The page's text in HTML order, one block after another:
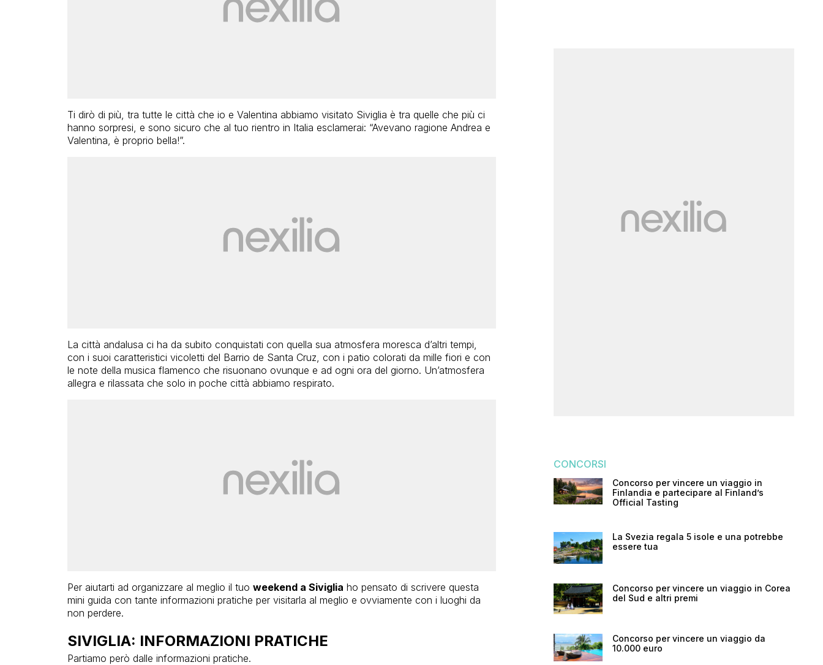
Ti dirò di più, tra tutte le città che io e Valentina abbiamo visitato Siviglia è tra quelle che più ci
hanno sorpresi, e sono sicuro che al tuo rientro in Italia esclamerai: “Avevano ragione Andrea e
Valentina, è proprio bella!”.
La città andalusa ci ha da subito conquistati con quella sua atmosfera moresca d’altri tempi,
con i suoi caratteristici vicoletti del Barrio de Santa Cruz, con i patio colorati da mille fiori e con
le note della musica flamenco che risuonano ovunque e ad ogni ora del giorno. Un’atmosfera
allegra e rilassata che solo in poche città abbiamo respirato.
Per aiutarti ad organizzare al meglio il tuo weekend a Siviglia ho pensato di scrivere questa
mini guida con tante informazioni pratiche per visitarla al meglio e ovviamente con i luoghi da
non perdere.
SIVIGLIA: INFORMAZIONI PRATICHE
Partiamo però dalle informazioni pratiche.
CONCORSI
Concorso per vincere un viaggio in
Finlandia e partecipare al Finland’s
Official Tasting
La Svezia regala 5 isole e una potrebbe
essere tua
Concorso per vincere un viaggio in Corea
del Sud e altri premi
Concorso per vincere un viaggio da
10.000 euro